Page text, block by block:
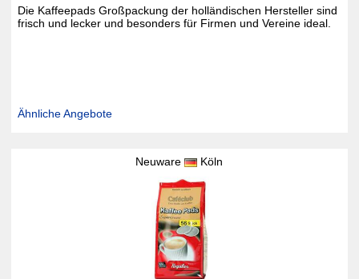
Die Kaffeepads Großpackung der holländischen Hersteller sind
frisch und lecker und besonders für Firmen und Vereine ideal.
Ähnliche Angebote
Neuware Köln